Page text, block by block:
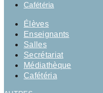
Cafétéria
Élèves
Enseignants
Salles
Secrétariat
Médiathèque
Cafétéria